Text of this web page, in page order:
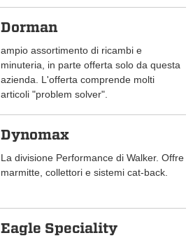
Dorman
ampio assortimento di ricambi e
minuteria, in parte offerta solo da questa
azienda. L'offerta comprende molti
articoli "problem solver".
Dynomax
La divisione Performance di Walker. Offre
marmitte, collettori e sistemi cat-back.
Eagle Speciality